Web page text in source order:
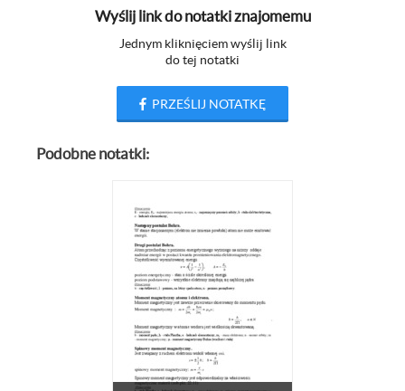
Wyślij link do notatki znajomemu
Jednym kliknięciem wyślij link
do tej notatki
PRZEŚLIJ NOTATKĘ
Podobne notatki: